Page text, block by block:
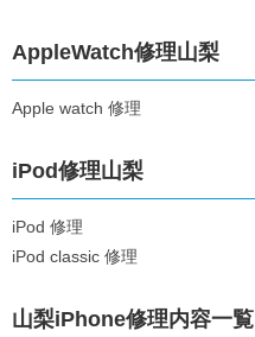
AppleWatch修理山梨
Apple watch 修理
iPod修理山梨
iPod 修理
iPod classic 修理
山梨iPhone修理内容一覧